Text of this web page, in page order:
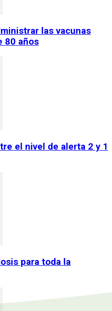
las vacunas
80 años
el nivel de alerta 2 y 1
para toda la